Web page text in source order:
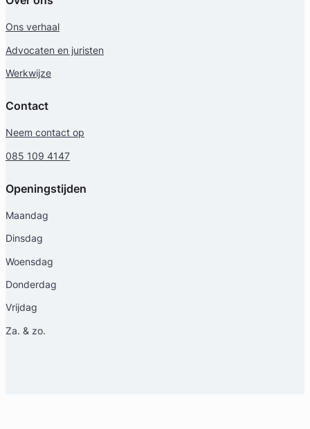
Ons verhaal
Advocaten en juristen
Werkwijze
Contact
Neem contact op
085 109 4147
Openingstijden
Maandag
Dinsdag
Woensdag
Donderdag
Vrijdag
Za. & zo.